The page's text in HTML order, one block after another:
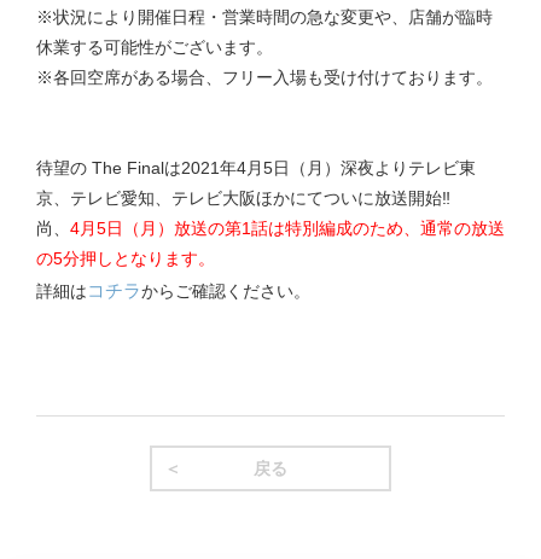
※状況により開催日程・営業時間の急な変更や、店舗が臨時
休業する可能性がございます。
※各回空席がある場合、フリー入場も受け付けております。
待望の The Finalは2021年4月5日（月）深夜よりテレビ東
京、テレビ愛知、テレビ大阪ほかにてついに放送開始‼
尚、 4月5日（月）放送の第1話は特別編成のため、通常の放送
の5分押しとなります。
詳細はコチラからご確認ください。
戻る